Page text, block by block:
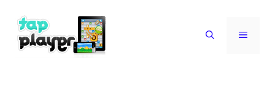
contenuto
MENU